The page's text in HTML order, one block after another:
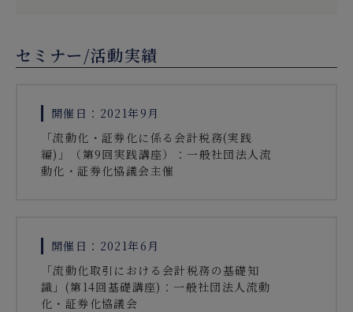
セミナー/活動実績
開催日：2021年9月
「流動化・証券化に係る会計税務(実践
編)」（第9回実践講座）：一般社団法人流
動化・証券化協議会主催
開催日：2021年6月
「流動化取引における会計税務の基礎知
識」(第14回基礎講座)：一般社団法人流動
化・証券化協議会